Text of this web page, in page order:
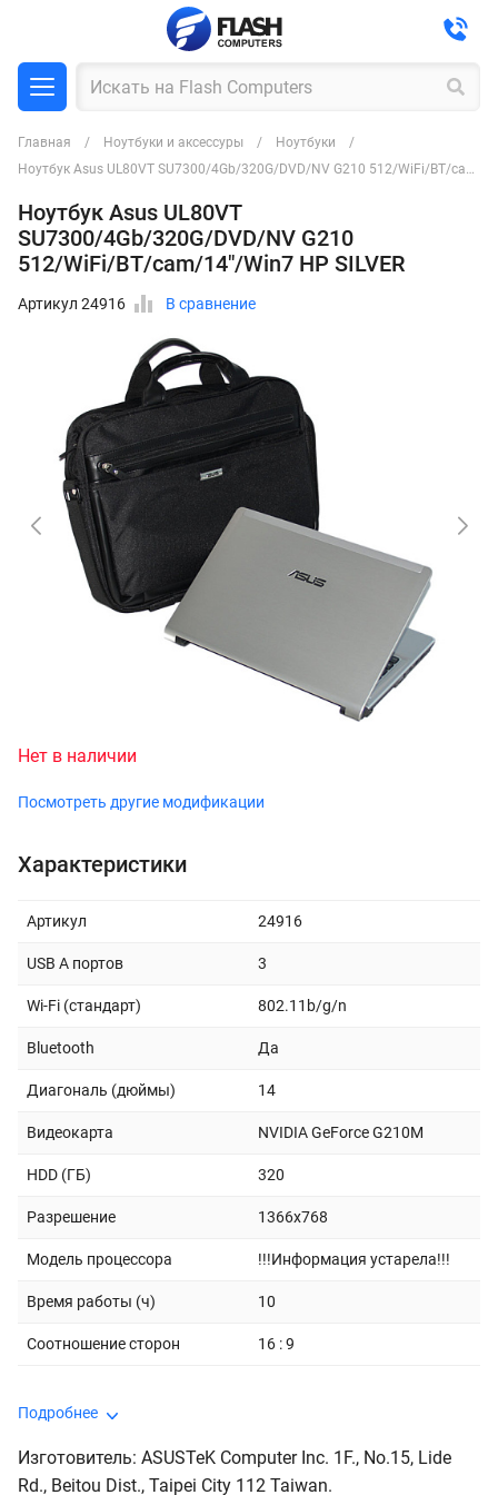
Главная Ноутбуки и аксессуры
Ноутбуки
Ноутбук Asus UL80VT SU7300/4Gb/320G/DVD/NV G210 512/WiFi/BT/cam/14"/Win7 HP SILVER
Ноутбук Asus UL80VT
SU7300/4Gb/320G/DVD/NV G210
512/WiFi/BT/cam/14"/Win7 HP SILVER
Артикул 24916 В сравнение
Нет в наличии
Посмотреть другие модификации
Характеристики
Артикул 24916
USB A портов 3
Wi-Fi (стандарт) 802.11b/g/n
Bluetooth Да
Диагональ (дюймы) 14
Видеокарта NVIDIA GeForce G210M
HDD (ГБ) 320
Разрешение 1366x768
Модель процессора !!!Информация устарела!!!
Время работы (ч) 10
Соотношение сторон 16 : 9
Подробнее
Изготовитель: ASUSTeK Computer Inc. 1F., No.15, Lide
Rd., Beitou Dist., Taipei City 112 Taiwan.